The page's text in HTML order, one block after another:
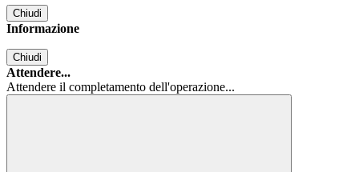
Chiudi
Informazione
Chiudi
Attendere...
Attendere il completamento dell'operazione...